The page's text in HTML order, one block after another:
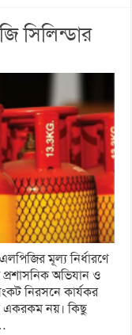
সিলিন্ডার
মূল্য নির্ধারণে
প্রশাসনিক অভিযান ও
নিরসনে কার্যকর
একরকম নয়। কিছু